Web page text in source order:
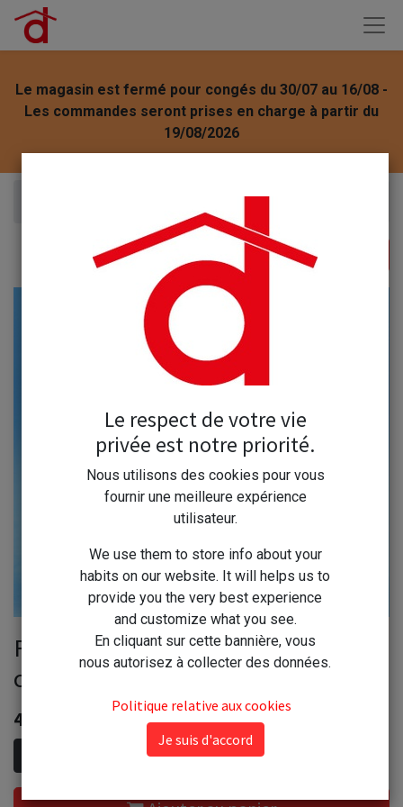
Le magasin est fermé pour congés du 30/07 au 16/08 -
Les commandes seront prises en charge à partir du
19/08/2026
Favorit Allume feu 72 pièces bois-colza
Favorit Allume feu 72 pièces bois-
colza
4,50
Le respect de votre vie
privée est notre priorité.
Nous utilisons des cookies pour vous
fournir une meilleure expérience
utilisateur.
We use them to store info about your
habits on our website. It will helps us to
provide you the very best experience
and customize what you see.
En cliquant sur cette bannière, vous
nous autorisez à collecter des données.
Politique relative aux cookies
Je suis d'accord